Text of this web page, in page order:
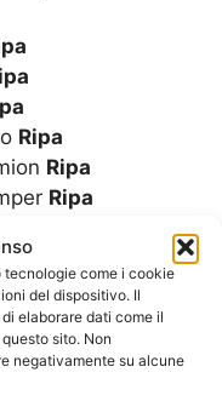
tecnologie come i cookie
del dispositivo. Il
elaborare dati come il
sito. Non
negativamente su alcune
Ripa
Ripa
Ripa
Ripa
Ripa
Ripa